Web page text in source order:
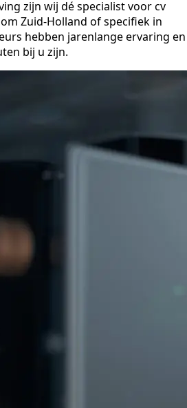
zijn wij dé specialist voor cv
Zuid-Holland of specifiek in
hebben jarenlange ervaring en
bij u zijn.